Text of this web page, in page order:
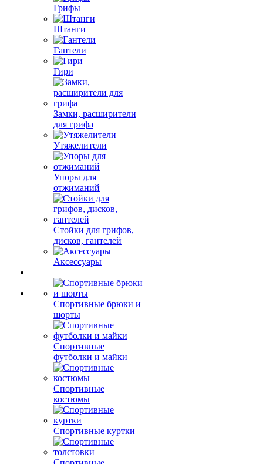
Грифы
Штанги
Гантели
Гири
Замки, расширители
для грифа
Утяжелители
Упоры для
отжиманий
Стойки для грифов,
дисков, гантелей
Аксессуары
Спортивные брюки и
шорты
Спортивные
футболки и майки
Спортивные
костюмы
Спортивные куртки